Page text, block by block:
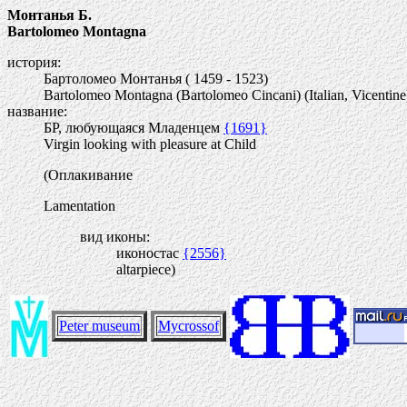
Монтанья Б.
Bartolomeo Montagna
история:
Бартоломео Монтанья ( 1459 - 1523)
Bartolomeo Montagna (Bartolomeo Cincani) (Italian,
название:
БР, любующаяся Младенцем{1691}
Virgin looking with pleasure at Child
(Оплакивание
Lamentation
вид иконы:
иконостас{2556}
altarpiece)
Peter museum Mycrossof